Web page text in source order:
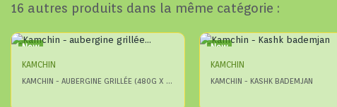
16 autres produits dans la même catégorie :
New
KAMCHIN
KAMCHIN - AUBERGINE GRILLÉE (480G X 24)
New
KAMCHIN
KAMCHIN - KASHK BADEMJAN